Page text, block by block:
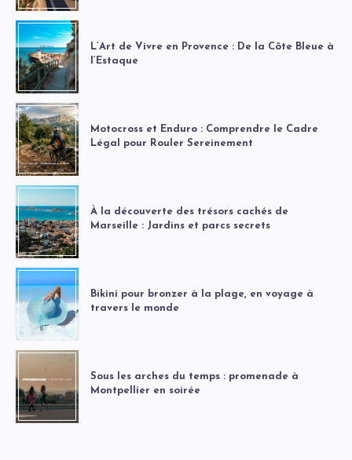
L’Art de Vivre en Provence : De la Côte Bleue à
l’Estaque
Motocross et Enduro : Comprendre le Cadre
Légal pour Rouler Sereinement
À la découverte des trésors cachés de
Marseille : Jardins et parcs secrets
Bikini pour bronzer à la plage, en voyage à
travers le monde
Sous les arches du temps : promenade à
Montpellier en soirée